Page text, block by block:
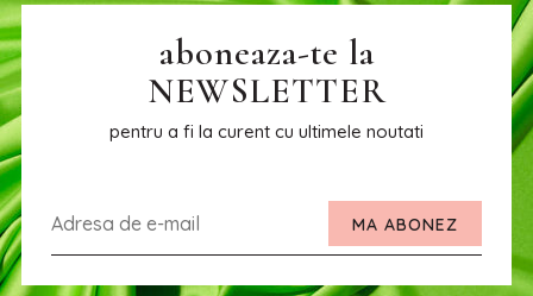
aboneaza-te la
NEWSLETTER
pentru a fi la curent cu ultimele noutati
MA ABONEZ